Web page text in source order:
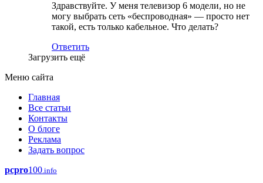
Здравствуйте. У меня телевизор 6 модели, но не
могу выбрать сеть «беспроводная» — просто нет
такой, есть только кабельное. Что делать?
Ответить
Загрузить ещё
Меню сайта
Главная
Все статьи
Контакты
О блоге
Реклама
Задать вопрос
pcpro100.info